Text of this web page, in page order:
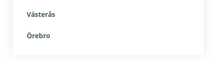
Västerås
Örebro